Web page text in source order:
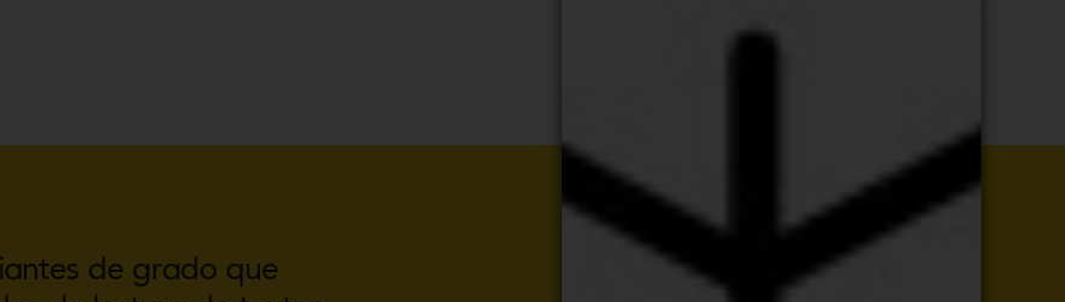
de grado que